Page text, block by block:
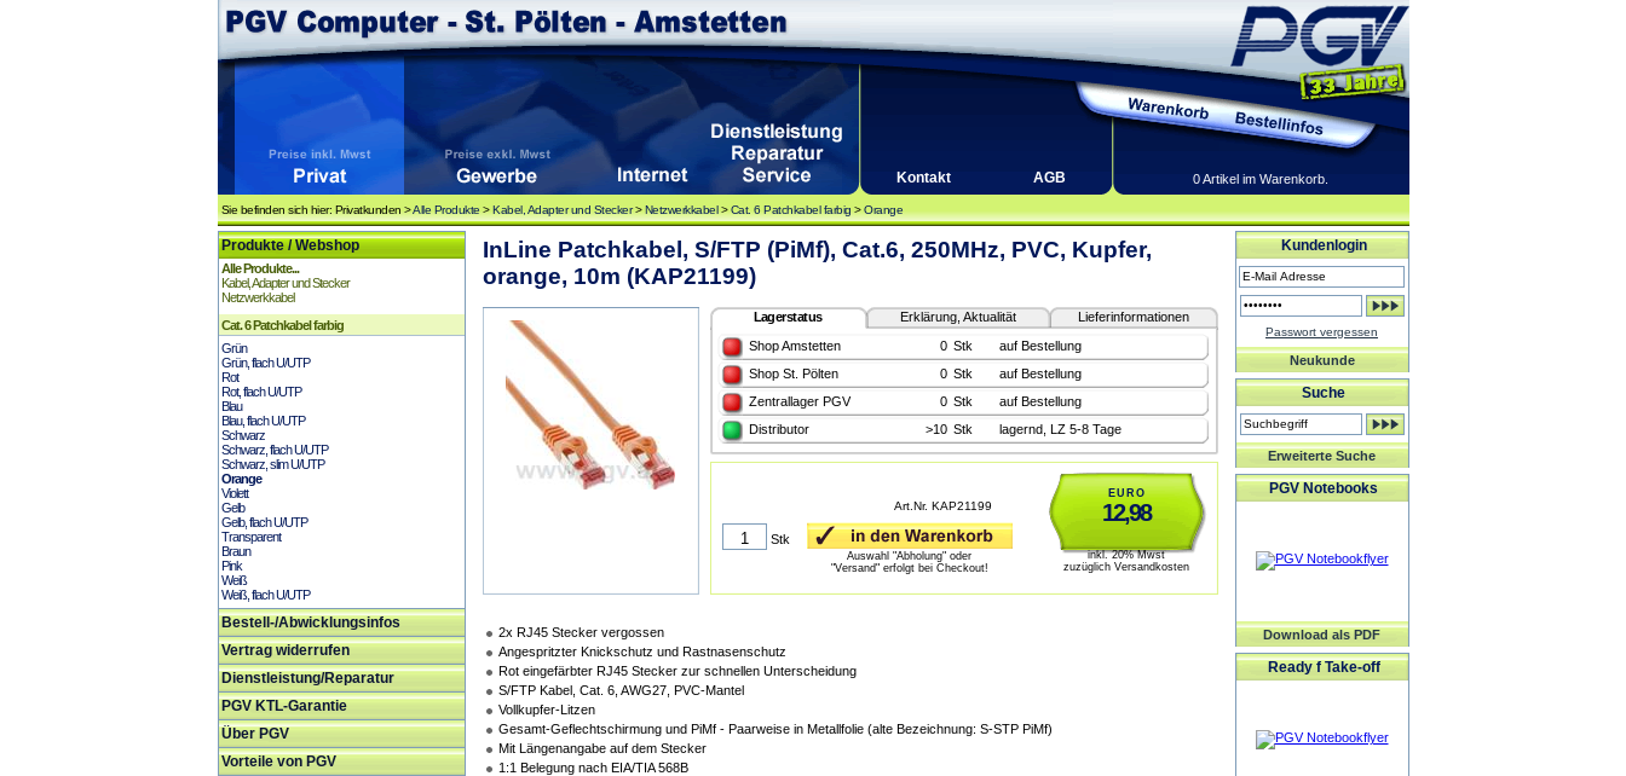
Kontakt AGB 0 Artikel im Warenkorb.
Sie befinden sich hier: Privatkunden >Alle Produkte >Kabel, Adapter und Stecker>Netzwerkkabel>Cat. 6 Patchkabel farbig >Orange
Produkte / Webshop
Alle Produkte...
Kabel, Adapter und Stecker
Netzwerkkabel
Cat. 6 Patchkabel farbig
Grün
Grün, flach U/UTP
Rot
Rot, flach U/UTP
Blau
Blau, flach U/UTP
Schwarz
Schwarz, flach U/UTP
Schwarz, slim U/UTP
Orange
Violett
Gelb
Gelb, flach U/UTP
Transparent
Braun
Pink
Weiß
Weiß, flach U/UTP
Bestell-/Abwicklungsinfos
Vertrag widerrufen
Dienstleistung/Reparatur
PGV KTL-Garantie
Über PGV
Vorteile von PGV
InLine Patchkabel, S/FTP (PiMf), Cat.6, 250MHz, PVC, Kupfer,
orange, 10m (KAP21199)
Lagerstatus Erklärung, Aktualität
Lieferinformationen
Shop Amstetten
0 Stk
auf Bestellung
Shop St. Pölten
0 Stk
auf Bestellung
Zentrallager PGV
0 Stk
auf Bestellung
Distributor
>10 Stk lagernd, LZ 5-8 Tage
EURO
12,98
inkl. 20% Mwst
zuzüglich Versandkosten
Art.Nr. KAP21199
Stk
Auswahl "Abholung" oder
"Versand" erfolgt bei Checkout!
2x RJ45 Stecker vergossen
Angespritzter Knickschutz und Rastnasenschutz
Rot eingefärbter RJ45 Stecker zur schnellen Unterscheidung
S/FTP Kabel, Cat. 6, AWG27, PVC-Mantel
Vollkupfer-Litzen
Gesamt-Geflechtschirmung und PiMf - Paarweise in Metallfolie (alte Bezeichnung: S-STP PiMf)
Mit Längenangabe auf dem Stecker
1:1 Belegung nach EIA/TIA 568B
Kundenlogin
Passwort vergessen
Neukunde
Suche
Erweiterte Suche
PGV Notebooks
Download als PDF
Ready f Take-off